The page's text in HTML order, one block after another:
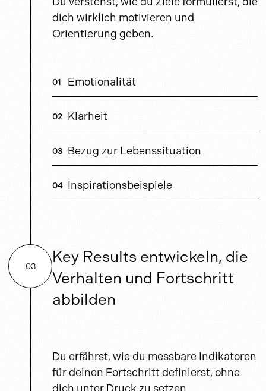
dich wirklich motivieren und
Orientierung geben.
Emotionalität
Klarheit
Bezug zur Lebenssituation
Inspirationsbeispiele
03
Key Results entwickeln, die
Verhalten und Fortschritt
abbilden
Du erfährst, wie du messbare Indikatoren
für deinen Fortschritt definierst, ohne